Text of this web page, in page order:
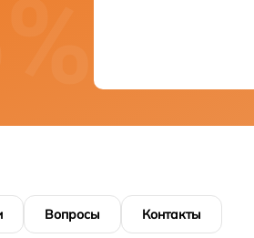
Вопросы Контакты